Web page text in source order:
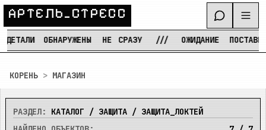
АРТЕЛЬ_СТРЕСС
ДЕТАЛИ ОБНАРУЖЕНЫ НЕ СРАЗУ /// ОЖИДАНИЕ ПОСТАВКИ
КОРЕНЬ > МАГАЗИН
РАЗДЕЛ:
КАТАЛОГ / ЗАЩИТА / ЗАЩИТА_ЛОКТЕЙ